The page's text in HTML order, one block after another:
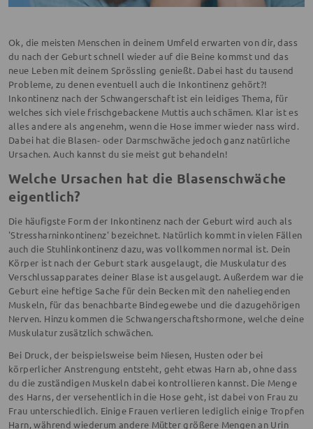
Ok, die meisten Menschen in deinem Umfeld erwarten von dir, dass
du nach der Geburt schnell wieder auf die Beine kommst und das
neue Leben mit deinem Sprössling genießt. Dabei hast du tausend
Probleme, zu denen eventuell auch die Inkontinenz gehört?!
Inkontinenz nach der Schwangerschaft ist ein leidiges Thema, für
welches sich viele frischgebackene Muttis auch schämen. Klar ist es
alles andere als angenehm, wenn die Hose immer wieder nass wird.
Dabei hat die Blasen- oder Darmschwäche jedoch ganz natürliche
Ursachen. Auch kannst du sie meist gut behandeln!
Welche Ursachen hat die Blasenschwäche
eigentlich?
Die häufigste Form der Inkontinenz nach der Geburt wird auch als
'Stressharninkontinenz' bezeichnet. Natürlich kommt in vielen Fällen
auch die Stuhlinkontinenz dazu, was vollkommen normal ist. Dein
Körper ist nach der Geburt stark ausgelaugt, die Muskulatur des
Verschlussapparates deiner Blase ist ausgelaugt. Außerdem war die
Geburt eine heftige Sache für dein Becken mit den naheliegenden
Muskeln, für das benachbarte Bindegewebe und die dazugehörigen
Nerven. Hinzu kommen die Schwangerschaftshormone, welche deine
Muskulatur zusätzlich schwächen.
Bei Druck, der beispielsweise beim Niesen, Husten oder bei
körperlicher Anstrengung entsteht, geht etwas Harn ab, ohne dass
du die zuständigen Muskeln dabei kontrollieren kannst. Die Menge
des Harns, der versehentlich in die Hose geht, ist dabei von Frau zu
Frau unterschiedlich. Einige Frauen verlieren lediglich einige Tropfen
Harn, während wiederum andere Mütter größere Mengen an Urin